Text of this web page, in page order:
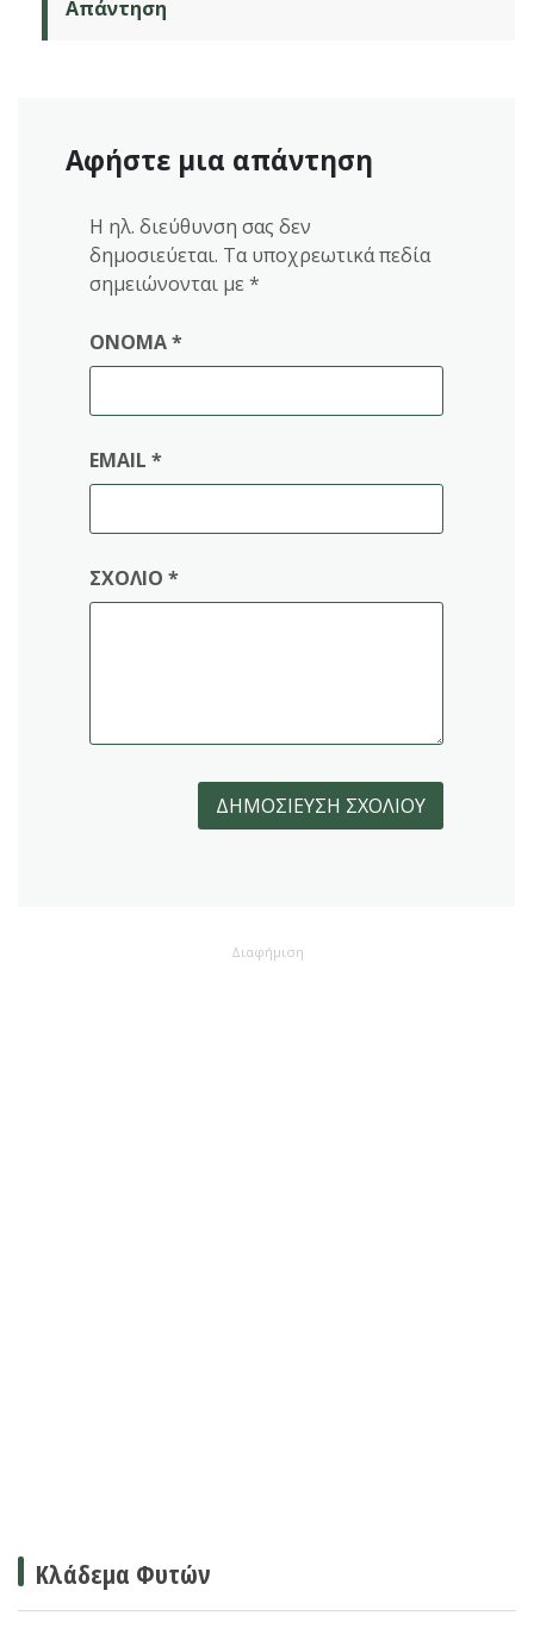
Απάντηση
Αφήστε μια απάντηση
Η ηλ. διεύθυνση σας δεν
δημοσιεύεται. Τα υποχρεωτικά πεδία
σημειώνονται με *
ΌΝΟΜΑ*
EMAIL *
ΣΧΌΛΙΟ *
Διαφήμιση
Κλάδεμα Φυτών